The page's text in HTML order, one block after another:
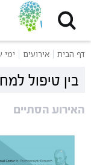
דף הבית אירועים ימי
בין טיפול
האירוע הסתיים